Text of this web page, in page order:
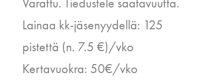
Lainaa kk-jäsenyydellä: 125
pistettä (n. 7.5 €)/vko
Kertavuokra: 50€/vko